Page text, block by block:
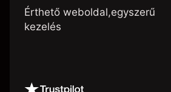
Érthető weboldal,egyszerű
kezelés